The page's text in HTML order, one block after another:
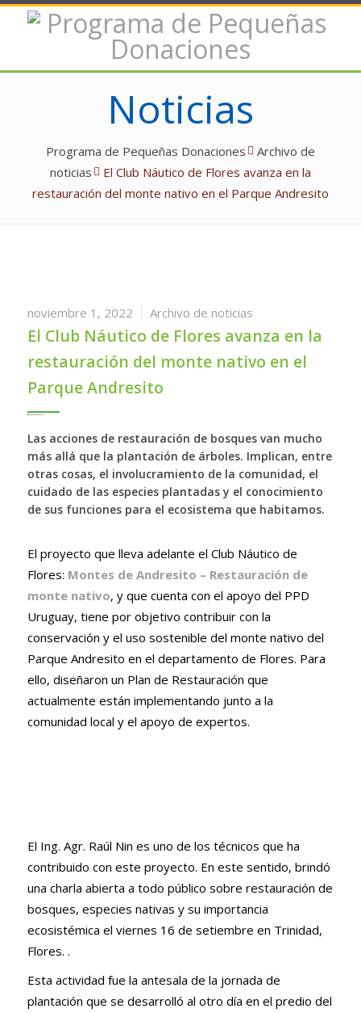
Noticias
Programa de Pequeñas Donaciones
Archivo de
noticias
El Club Náutico de Flores avanza en la
restauración del monte nativo en el Parque Andresito
noviembre 1, 2022 Archivo de noticias
El Club Náutico de Flores avanza en la
restauración del monte nativo en el
Parque Andresito
Las acciones de restauración de bosques van mucho
más allá que la plantación de árboles. Implican, entre
otras cosas, el involucramiento de la comunidad, el
cuidado de las especies plantadas y el conocimiento
de sus funciones para el ecosistema que habitamos.
El proyecto que lleva adelante el Club Náutico de
Flores: Montes de Andresito – Restauración de
monte nativo, y que cuenta con el apoyo del PPD
Uruguay, tiene por objetivo contribuir con la
conservación y el uso sostenible del monte nativo del
Parque Andresito en el departamento de Flores. Para
ello, diseñaron un Plan de Restauración que
actualmente están implementando junto a la
comunidad local y el apoyo de expertos.
El Ing. Agr. Raúl Nin es uno de los técnicos que ha
contribuido con este proyecto. En este sentido, brindó
una charla abierta a todo público sobre restauración de
bosques, especies nativas y su importancia
ecosistémica el viernes 16 de setiembre en Trinidad,
Flores. .
Esta actividad fue la antesala de la jornada de
plantación que se desarrolló al otro día en el predio del